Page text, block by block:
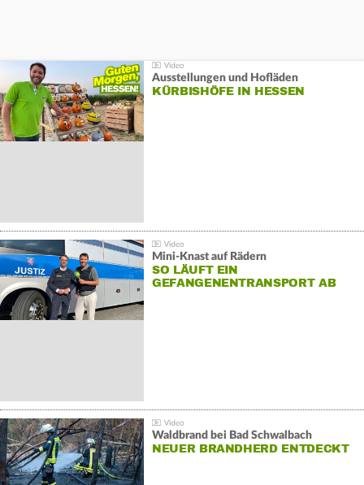
Ausstellungen und Hofläden
KÜRBISHÖFE IN HESSEN
Mini-Knast auf Rädern
SO LÄUFT EIN
GEFANGENENTRANSPORT AB
Waldbrand bei Bad Schwalbach
NEUER BRANDHERD ENTDECKT